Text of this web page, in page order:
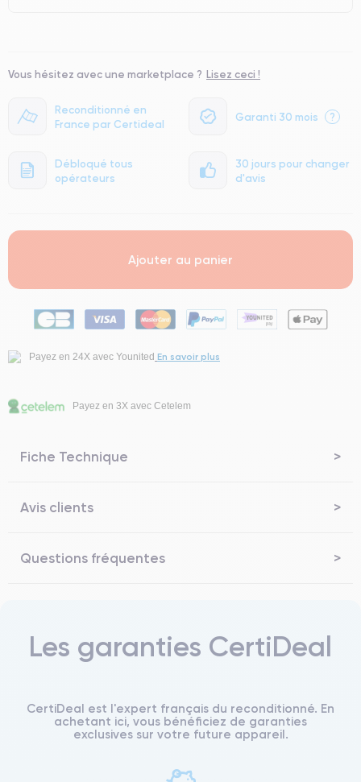
Reconditionné en
France par Certideal
Garanti 30 mois ?
Débloqué tous
opérateurs
30 jours pour changer
d'avis
Vous hésitez avec une marketplace ? Lisez ceci !
Ajouter au panier
Payez en 24X avec Younited En savoir plus
Payez en 3X avec Cetelem
Fiche Technique
Avis clients
Questions fréquentes
Les garanties CertiDeal
CertiDeal est l'expert français du reconditionné. En
achetant ici, vous bénéficiez de garanties
exclusives sur votre future appareil.